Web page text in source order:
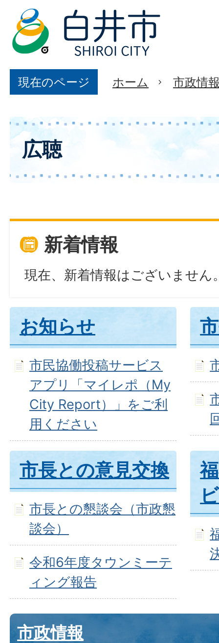
現在のページ ホーム 市政情
広聴
新着情報
現在、新着情報はございません
お知らせ
市民協働投稿サービス
アプリ「マイレポ（My
City Report）」をご利
用ください
市長との意見交換
市長との懇談会（市政懇
談会）
令和6年度タウンミーテ
ィング報告
市政情報